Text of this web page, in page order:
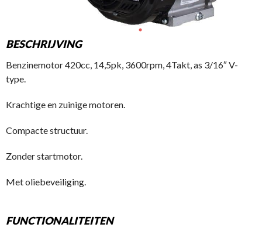
BESCHRIJVING
Benzinemotor 420cc, 14,5pk, 3600rpm, 4Takt, as 3/16″ V-
type.
Krachtige en zuinige motoren.
Compacte structuur.
Zonder startmotor.
Met oliebeveiliging.
FUNCTIONALITEITEN